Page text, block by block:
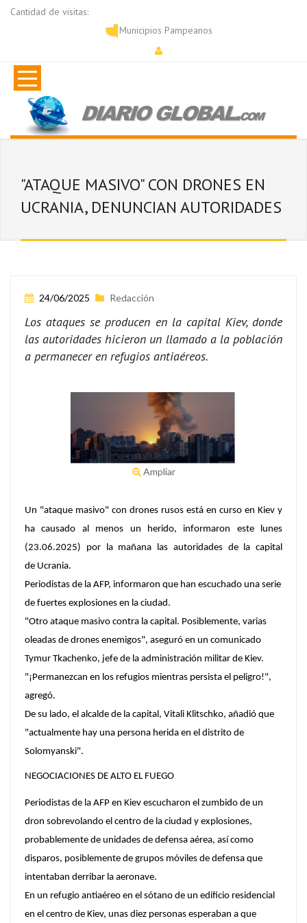
Cantidad de visitas:
Municipios Pampeanos
"ATAQUE MASIVO" CON DRONES EN
UCRANIA, DENUNCIAN AUTORIDADES
24/06/2025 Redacción
Los ataques se producen en la capital Kiev, donde
las autoridades hicieron un llamado a la población
a permanecer en refugios antiaéreos.
Ampliar
Un "ataque masivo" con drones rusos está en curso en Kiev y
ha causado al menos un herido, informaron este lunes
(23.06.2025) por la mañana las autoridades de la capital
de Ucrania.
Periodistas de la AFP, informaron que han escuchado una serie
de fuertes explosiones en la ciudad.
"Otro ataque masivo contra la capital. Posiblemente, varias
oleadas de drones enemigos", aseguró en un comunicado
Tymur Tkachenko, jefe de la administración militar de Kiev.
"¡Permanezcan en los refugios mientras persista el peligro!",
agregó.
De su lado, el alcalde de la capital, Vitali Klitschko, añadió que
"actualmente hay una persona herida en el distrito de
Solomyanski".
NEGOCIACIONES DE ALTO EL FUEGO
Periodistas de la AFP en Kiev escucharon el zumbido de un
dron sobrevolando el centro de la ciudad y explosiones,
probablemente de unidades de defensa aérea, así como
disparos, posiblemente de grupos móviles de defensa que
intentaban derribar la aeronave.
En un refugio antiaéreo en el sótano de un edificio residencial
en el centro de Kiev, unas diez personas esperaban a que